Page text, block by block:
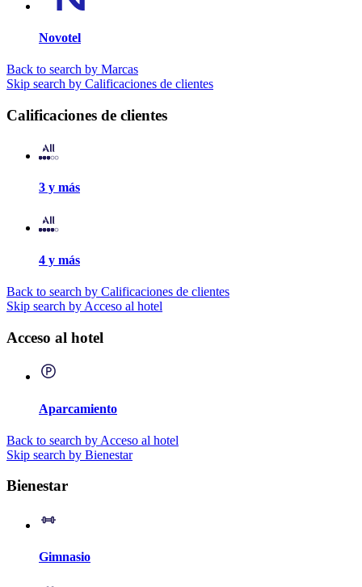
Novotel
Back to search by Marcas
Skip search by Calificaciones de clientes
Calificaciones de clientes
3 y más
4 y más
Back to search by Calificaciones de clientes
Skip search by Acceso al hotel
Acceso al hotel
Aparcamiento
Back to search by Acceso al hotel
Skip search by Bienestar
Bienestar
Gimnasio